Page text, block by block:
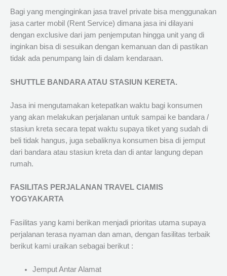
Bagi yang menginginkan jasa travel private bisa menggunakan
jasa carter mobil (Rent Service) dimana jasa ini dilayani
dengan exclusive dari jam penjemputan hingga unit yang di
inginkan bisa di sesuikan dengan kemanuan dan di pastikan
tidak ada penumpang lain di dalam kendaraan.
SHUTTLE BANDARA ATAU STASIUN KERETA.
Jasa ini mengutamakan ketepatkan waktu bagi konsumen
yang akan melakukan perjalanan untuk sampai ke bandara /
stasiun kreta secara tepat waktu supaya tiket yang sudah di
beli tidak hangus, juga sebaliknya konsumen bisa di jemput
dari bandara atau stasiun kreta dan di antar langung depan
rumah.
FASILITAS PERJALANAN TRAVEL CIAMIS
YOGYAKARTA
Fasilitas yang kami berikan menjadi prioritas utama supaya
perjalanan terasa nyaman dan aman, dengan fasilitas terbaik
berikut kami uraikan sebagai berikut :
Jemput Antar Alamat